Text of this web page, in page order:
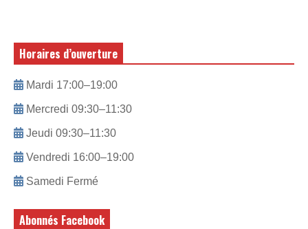
Horaires d’ouverture
Mardi 17:00–19:00
Mercredi 09:30–11:30
Jeudi 09:30–11:30
Vendredi 16:00–19:00
Samedi Fermé
Abonnés Facebook